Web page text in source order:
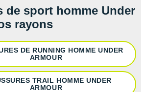
de sport homme Under
rayons
DE RUNNING HOMME UNDER
ARMOUR
TRAIL HOMME UNDER
ARMOUR